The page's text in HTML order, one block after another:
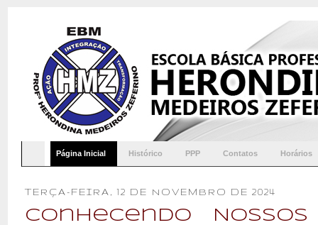
Página Inicial Histórico PPP Contatos Horários
TERÇA-FEIRA, 12 DE NOVEMBRO DE 2024
Conhecendo